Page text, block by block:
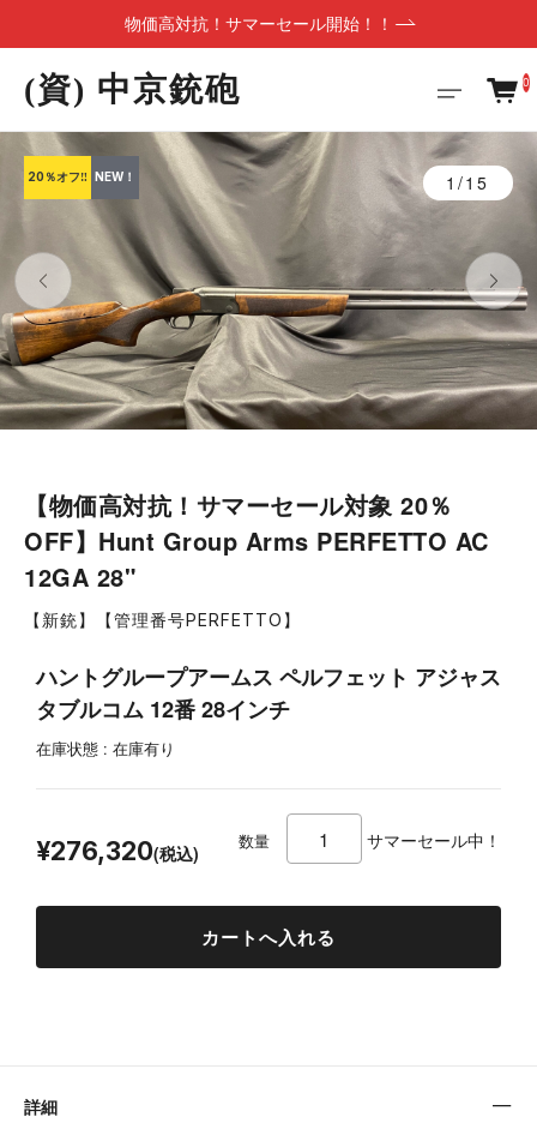
物価高対抗！サマーセール開始！！
(資) 中京銃砲 0
1/15
20％オフ‼ NEW！
【物価高対抗！サマーセール対象 20％
OFF】Hunt Group Arms PERFETTO AC
12GA 28"
【新銃】【管理番号PERFETTO】
ハントグループアームス ペルフェット アジャス
タブルコム 12番 28インチ
在庫状態 : 在庫有り
¥276,320(税込) 数量 サマーセール中！
詳細